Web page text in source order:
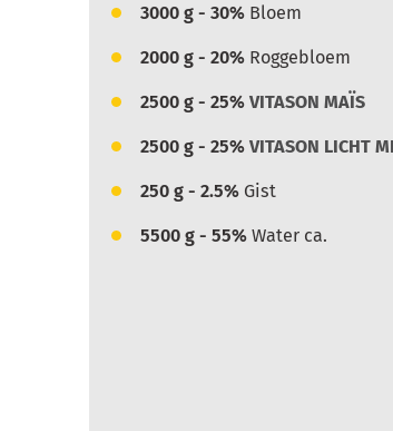
3000 g - 30% Bloem
2000 g - 20% Roggebloem
2500 g - 25% VITASON MAÏS
2500 g - 25% VITASON LICHT
250 g - 2.5% Gist
5500 g - 55% Water ca.